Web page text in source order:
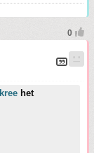
kree het